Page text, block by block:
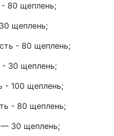
- 80 щеплень;
щеплень;
- 80 щеплень;
- 30 щеплень;
- 100 щеплень;
- 80 щеплень;
— 30 щеплень;